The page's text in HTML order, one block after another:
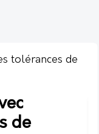
de